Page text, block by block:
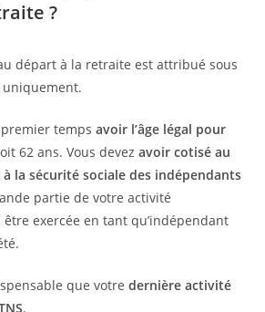
?
départ à la retraite est attribué sous
temps avoir l’âge légal pour
62 ans. Vous devez avoir cotisé au
la sécurité sociale des indépendants
partie de votre activité
exercée en tant qu’indépendant
que votre dernière activité
.